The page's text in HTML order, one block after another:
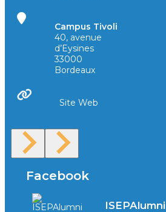
Campus Tivoli
40, avenue
d’Eysines
33000
Bordeaux
Site Web
Facebook
ISEPAlumni